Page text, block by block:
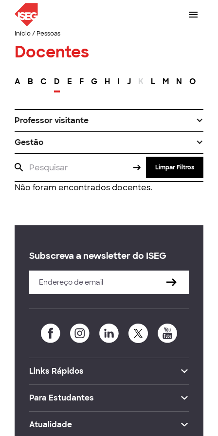
Início/ Pessoas
Docentes
A B C D E F G H I J K L M N O
Professor visitante
Gestão
Limpar Filtros
Não foram encontrados docentes.
Subscreva a newsletter do ISEG
Links Rápidos
Para Estudantes
Atualidade